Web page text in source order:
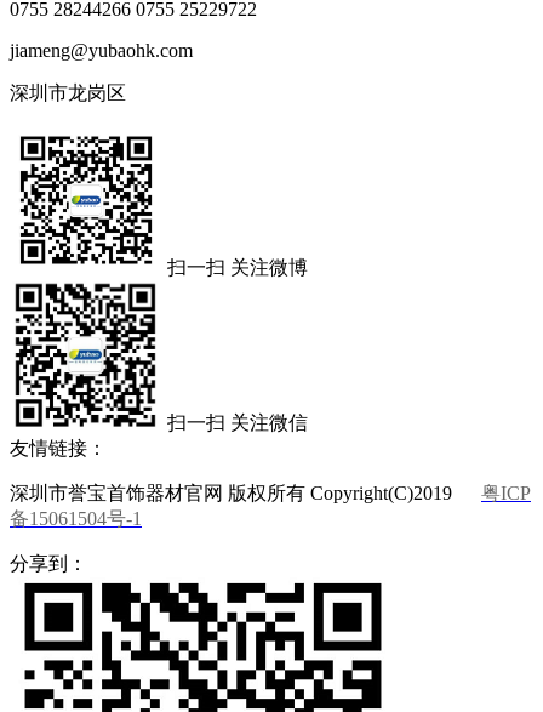
0755 28244266 0755 25229722
jiameng@yubaohk.com
深圳市龙岗区
扫一扫 关注微博
扫一扫 关注微信
友情链接：
深圳市誉宝首饰器材官网 版权所有 Copyright(C)2019 粤ICP
备15061504号-1
分享到：